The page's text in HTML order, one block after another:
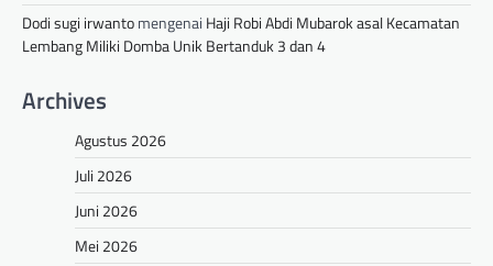
Dodi sugi irwantomengenai Haji Robi Abdi Mubarok asal Kecamatan
Lembang Miliki Domba Unik Bertanduk 3 dan 4
Archives
Agustus 2026
Juli 2026
Juni 2026
Mei 2026